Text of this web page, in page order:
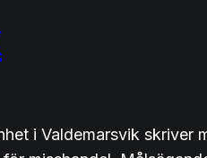
i Valdemarsvik skriver